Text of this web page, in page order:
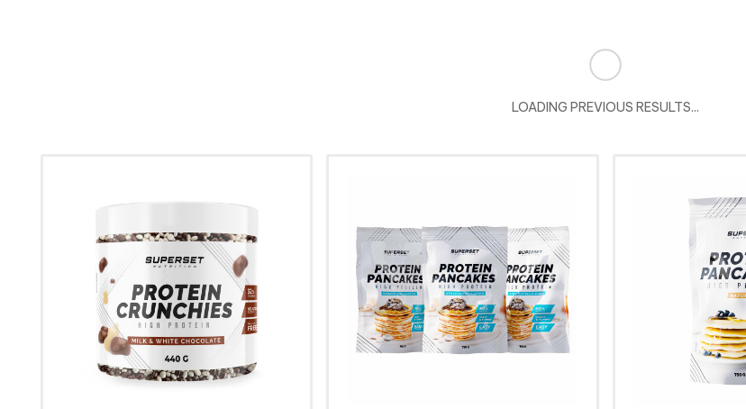
LOADING PREVIOUS RESULTS...